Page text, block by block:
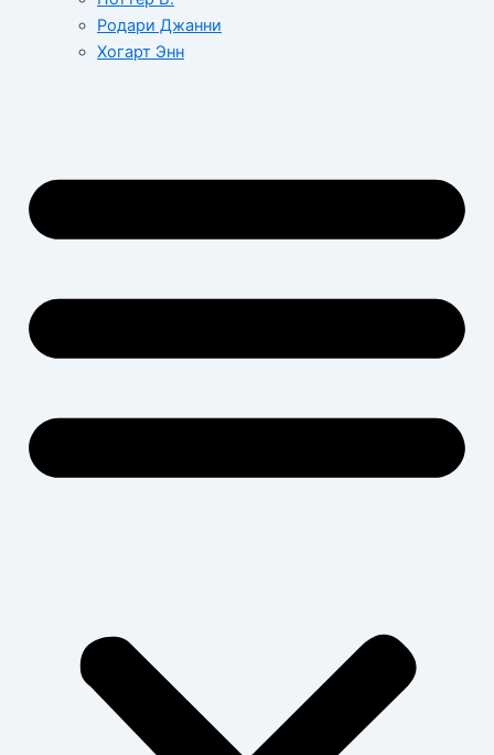
Родари Джанни
Хогарт Энн